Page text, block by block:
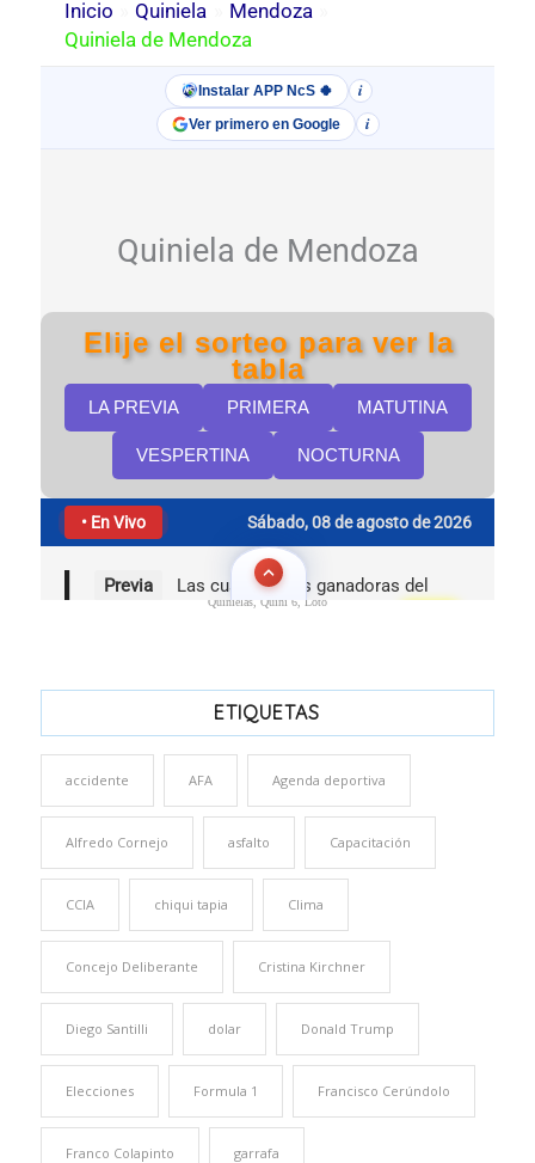
Quinielas, Quini 6, Loto
ETIQUETAS
accidente AFA Agenda deportiva
Alfredo Cornejo asfalto Capacitación
CCIA chiqui tapia Clima
Concejo Deliberante Cristina Kirchner
Diego Santilli dolar Donald Trump
Elecciones Formula 1 Francisco Cerúndolo
Franco Colapinto garrafa